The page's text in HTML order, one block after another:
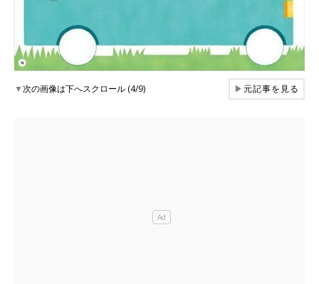
▼次の画像は下へスクロール (4/9) ▶元記事を見る